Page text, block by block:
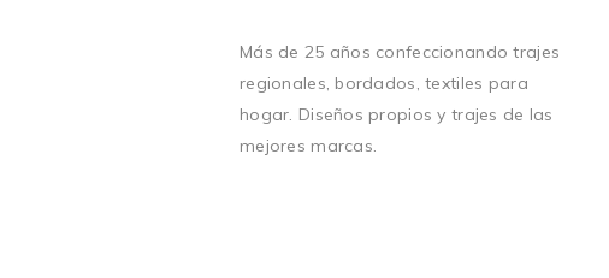
Más de 25 años confeccionando trajes
regionales, bordados, textiles para
hogar. Diseños propios y trajes de las
mejores marcas.